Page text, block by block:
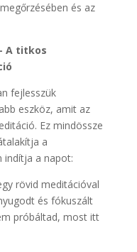
és az
A titkos
fejlesszük
eszköz, amit az
Ez mindössze
a
indítja a napot:
rövid meditációval
és fókuszált
próbáltad, most itt